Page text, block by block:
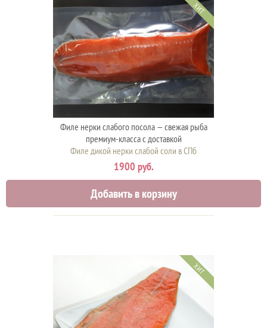
ХИТ
Филе нерки слабого посола — свежая рыба
премиум-класса с доставкой
Филе дикой нерки слабой соли в СПб
1900 руб.
Добавить в корзину
ХИТ